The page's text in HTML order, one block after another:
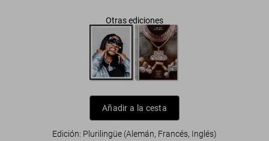
Otras ediciones
Añadir a la cesta
Edición: Plurilingüe (Alemán, Francés, Inglés)